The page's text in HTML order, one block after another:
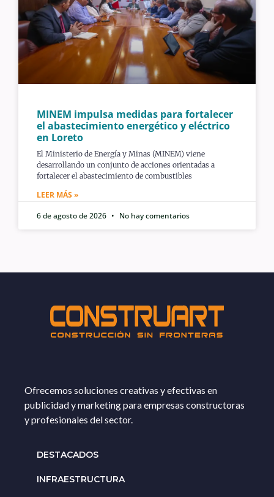
MINEM impulsa medidas para fortalecer
el abastecimiento energético y eléctrico
en Loreto
El Ministerio de Energía y Minas (MINEM) viene
desarrollando un conjunto de acciones orientadas a
fortalecer el abastecimiento de combustibles
LEER MÁS »
6 de agosto de 2026
No hay comentarios
Ofrecemos soluciones creativas y efectivas en
publicidad y marketing para empresas constructoras
y profesionales del sector.
DESTACADOS
INFRAESTRUCTURA